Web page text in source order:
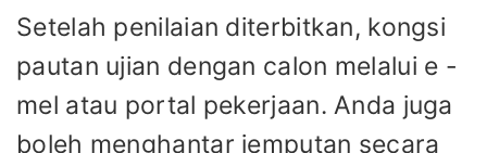
Setelah penilaian diterbitkan, kongsi
pautan ujian dengan calon melalui e -
mel atau portal pekerjaan. Anda juga
boleh menghantar jemputan secara